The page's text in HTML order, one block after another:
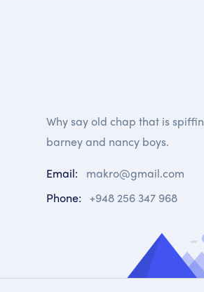
Why say old chap that is spiffin
barney and nancy boys.
Email:
makro@gmail.com
Phone: +948 256 347 968